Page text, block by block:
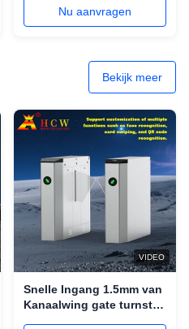
Poort Met geringe
geluidssterkte
Nu aanvragen
Bekijk meer
VIDEO
Snelle Ingang 1.5mm van
Kanaalwing gate turnstile